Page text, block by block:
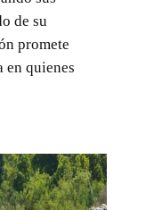
de su
promete
en quienes